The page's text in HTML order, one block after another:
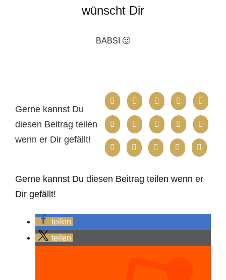
wünscht Dir
BABSI 🙂
Gerne kannst Du
diesen Beitrag teilen
wenn er Dir gefällt!
Gerne kannst Du diesen Beitrag teilen wenn er
Dir gefällt!
teilen
teilen